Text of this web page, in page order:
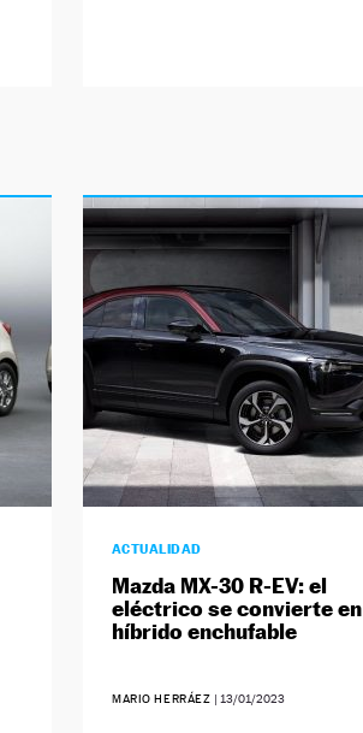
ACTUALIDAD
Mazda MX-30 R-EV: el
eléctrico se convierte en
híbrido enchufable
MARIO HERRÁEZ | 13/01/2023